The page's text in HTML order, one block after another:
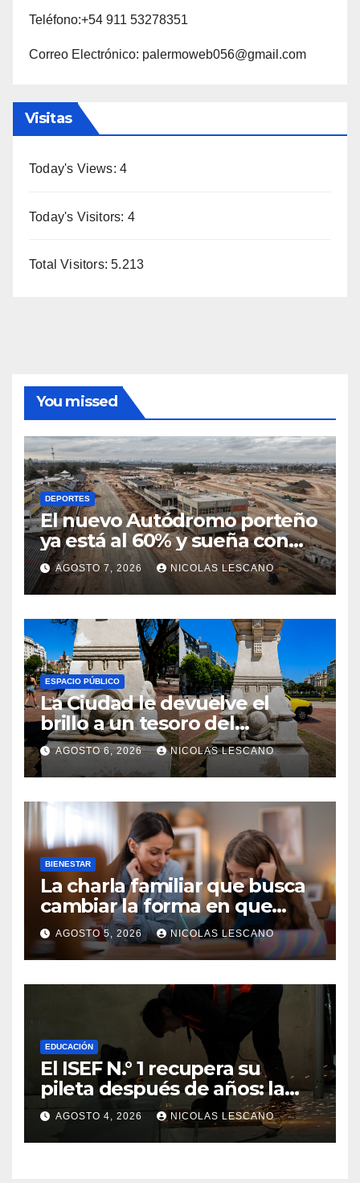
Teléfono:+54 911 53278351
Correo Electrónico: palermoweb056@gmail.com
Visitas
Today's Views: 4
Today's Visitors: 4
Total Visitors:5.213
You missed
DEPORTES
El nuevo Autódromo porteño
ya está al 60% y sueña con
volver a tener Fórmula 1
AGOSTO 7, 2026 NICOLAS LESCANO
ESPACIO PÚBLICO
La Ciudad le devuelve el
brillo a un tesoro del
Centenario en Plaza del
Congreso
AGOSTO 6, 2026 NICOLAS LESCANO
BIENESTAR
La charla familiar que busca
cambiar la forma en que
educamos a nuestros hijos
sobre el dinero
AGOSTO 5, 2026 NICOLAS LESCANO
EDUCACIÓN
El ISEF N.° 1 recupera su
pileta después de años: la
obra ya supera el 50% y
cambia la formación de miles
de estudiantes
AGOSTO 4, 2026 NICOLAS LESCANO